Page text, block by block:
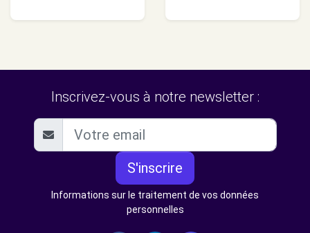
Inscrivez-vous à notre newsletter :
S'inscrire
Informations sur le traitement de vos données
personnelles